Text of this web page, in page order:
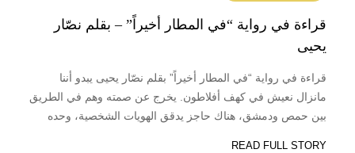
قراءة في رواية “في المطار أخيراً” – بقلم نصّار
يحيى
قراءة في رواية “في المطار أخيراً” بقلم نصّار يحيى يبدو أننا
مانزال نعيش في كهف أفلاطون. يخرج عن صمته وهم في الطريق
بين حمص ودمشق، هناك حاجز يدقق الهويات الشخصية، وحده
READ FULL STORY